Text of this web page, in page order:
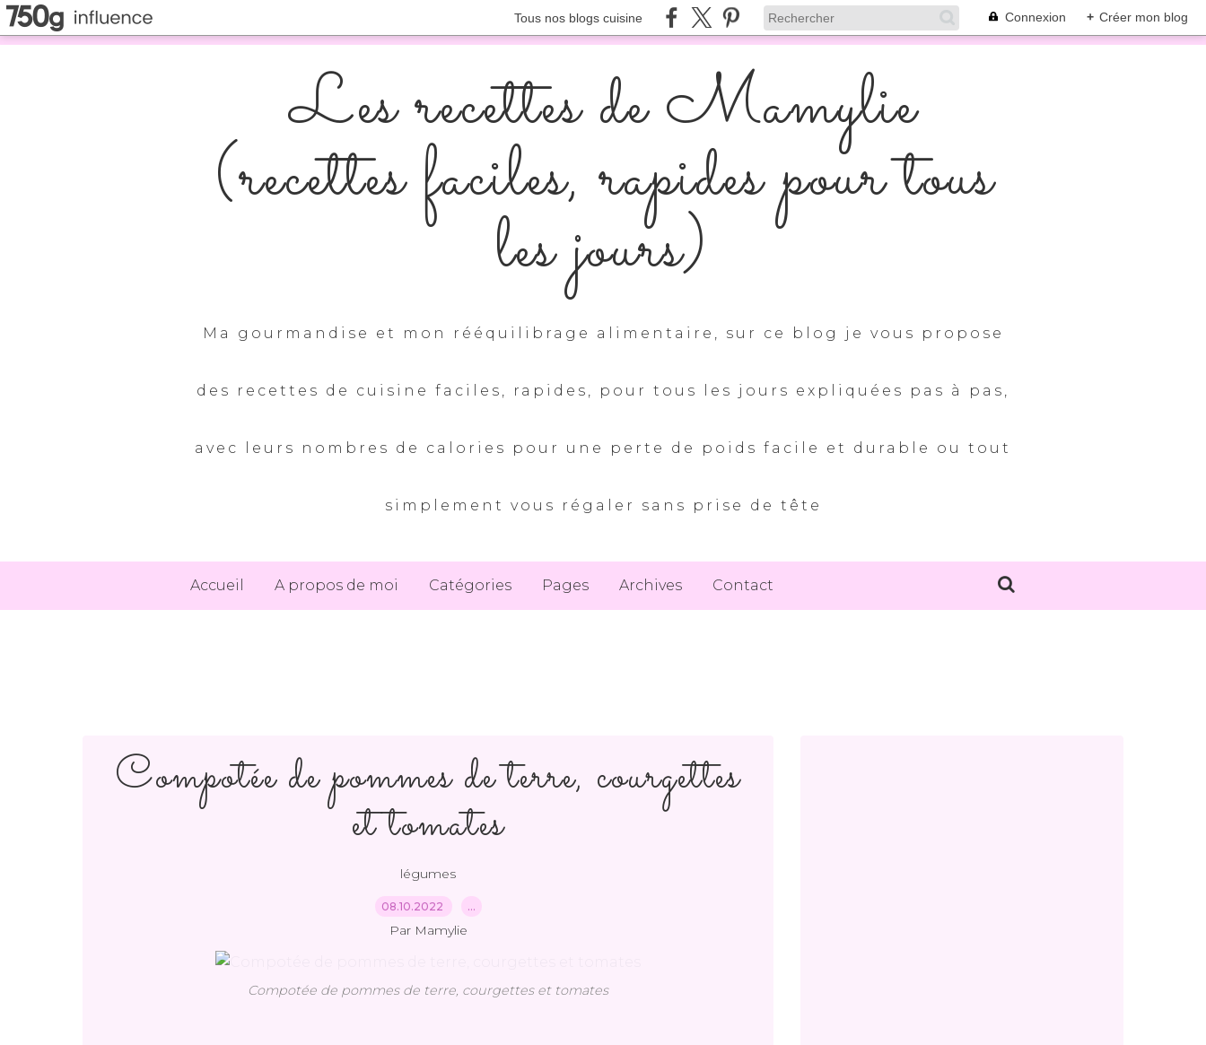
Tous nos blogs cuisine Connexion + Créer mon blog
Les recettes de Mamylie
(recettes faciles, rapides pour tous
les jours)
Ma gourmandise et mon rééquilibrage alimentaire, sur ce blog je vous propose
des recettes de cuisine faciles, rapides, pour tous les jours expliquées pas à pas,
avec leurs nombres de calories pour une perte de poids facile et durable ou tout
simplement vous régaler sans prise de tête
Accueil A propos de moi Catégories Pages Archives Contact
Compotée de pommes de terre, courgettes
et tomates
légumes
08.10.2022 …
Par Mamylie
Compotée de pommes de terre, courgettes et tomates